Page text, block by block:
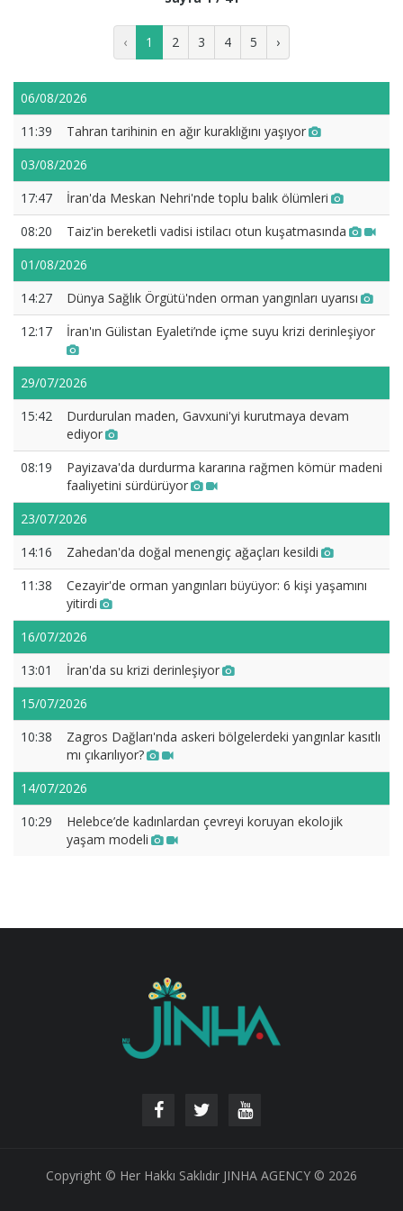
‹ 1 2 3 4 5 ›
06/08/2026
11:39
Tahran tarihinin en ağır kuraklığını yaşıyor
03/08/2026
17:47
İran'da Meskan Nehri'nde toplu balık ölümleri
08:20
Taiz'in bereketli vadisi istilacı otun kuşatmasında
01/08/2026
14:27
Dünya Sağlık Örgütü'nden orman yangınları uyarısı
12:17
İran'ın Gülistan Eyaleti’nde içme suyu krizi derinleşiyor
29/07/2026
15:42
Durdurulan maden, Gavxuni'yi kurutmaya devam
ediyor
08:19
Payizava'da durdurma kararına rağmen kömür madeni
faaliyetini sürdürüyor
23/07/2026
14:16
Zahedan'da doğal menengiç ağaçları kesildi
11:38
Cezayir'de orman yangınları büyüyor: 6 kişi yaşamını
yitirdi
16/07/2026
13:01
İran'da su krizi derinleşiyor
15/07/2026
10:38
Zagros Dağları'nda askeri bölgelerdeki yangınlar kasıtlı
mı çıkarılıyor?
14/07/2026
10:29
Helebce’de kadınlardan çevreyi koruyan ekolojik
yaşam modeli
Copyright © Her Hakkı Saklıdır JINHA AGENCY © 2026